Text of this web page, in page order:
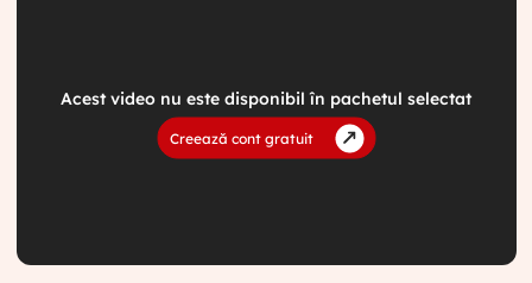
Contul meu
Acest video nu este disponibil în pachetul selectat
Creează cont gratuit
1. Perimenopauza și menopauza explicate
de Dr. Anca Sultan